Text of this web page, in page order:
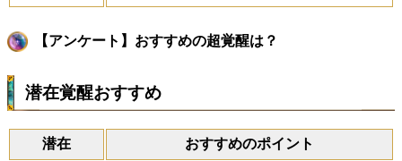
【アンケート】おすすめの超覚醒は？
潜在覚醒おすすめ
潜在 おすすめのポイント